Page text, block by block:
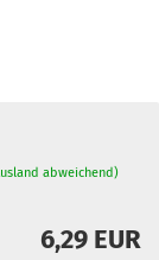
abweichend)
6,29 EUR